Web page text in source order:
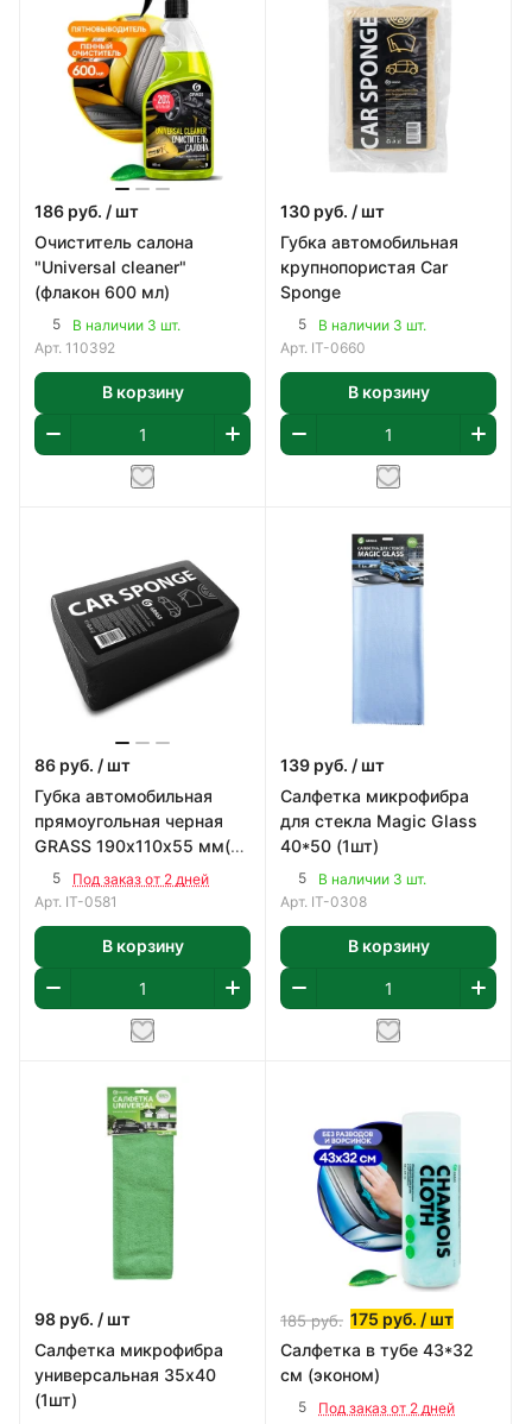
186 руб. / шт
Очиститель салона
"Universal сleaner"
(флакон 600 мл)
5
В наличии 3 шт.
Арт. 110392
В корзину
130 руб. / шт
Губка автомобильная
крупнопористая Car
Sponge
5
В наличии 3 шт.
Арт. IT-0660
В корзину
86 руб. / шт
Губка автомобильная
прямоугольная черная
GRASS 190х110х55 мм(
индивид. упак.)
5
Под заказ от 2 дней
Арт. IT-0581
В корзину
139 руб. / шт
Салфетка микрофибра
для стекла Magic Glass
40*50 (1шт)
5
В наличии 3 шт.
Арт. IT-0308
В корзину
98 руб. / шт
Салфетка микрофибра
универсальная 35х40
(1шт)
185руб. 175 руб. / шт
Салфетка в тубе 43*32
см (эконом)
5
Под заказ от 2 дней